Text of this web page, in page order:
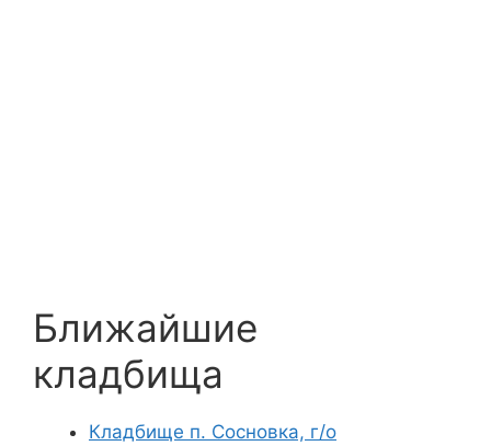
Ближайшие
кладбища
Кладбище п. Сосновка, г/о